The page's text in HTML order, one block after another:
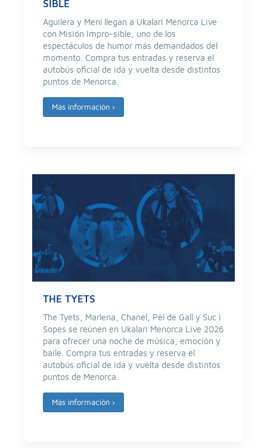
SIBLE
Aguilera y Mení llegan a Ukalari Menorca Live
con Misión Impro-sible, uno de los
espectáculos de humor más demandados del
momento. Compra tus entradas y reserva el
autobús oficial de ida y vuelta desde distintos
puntos de Menorca.
Más información ›
THE TYETS
The Tyets, Marlena, Chanel, Pèl de Gall y Suc i
Sopes se reúnen en Ukalari Menorca Live 2026
para ofrecer una noche de música, emoción y
baile. Compra tus entradas y reserva el
autobús oficial de ida y vuelta desde distintos
puntos de Menorca.
Más información ›